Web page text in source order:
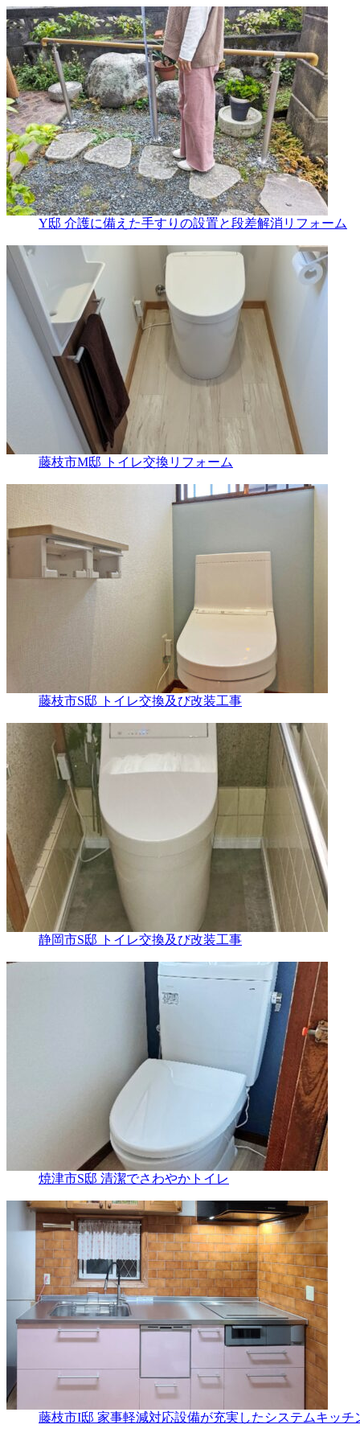
Y邸 介護に備えた手すりの設置と段差解消リフォーム
藤枝市M邸 トイレ交換リフォーム
藤枝市S邸 トイレ交換及び改装工事
静岡市S邸 トイレ交換及び改装工事
焼津市S邸 清潔でさわやかトイレ
藤枝市I邸 家事軽減対応設備が充実したシステムキッチ